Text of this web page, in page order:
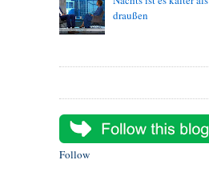
draußen
Follow